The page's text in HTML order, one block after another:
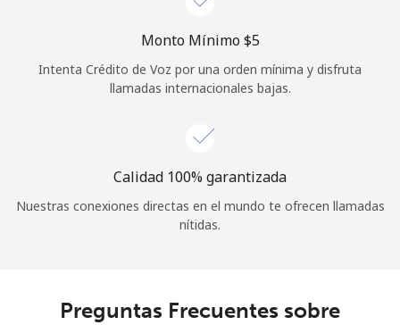
Monto Mínimo ⁦$5⁩
Intenta Crédito de Voz por una orden mínima y disfruta
llamadas internacionales bajas.
Calidad 100% garantizada
Nuestras conexiones directas en el mundo te ofrecen llamadas
nítidas.
Preguntas Frecuentes sobre